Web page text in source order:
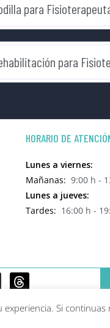
para
para
HORARIO DE
Lunes a viernes:
Mañanas: 9:00 h -
Lunes a jueves:
Tardes: 16:00 h -
Si